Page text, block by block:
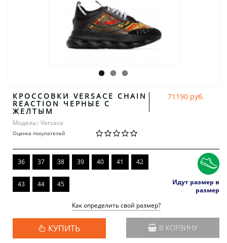
КРОССОВКИ VERSACE CHAIN
REACTION ЧЕРНЫЕ С
ЖЕЛТЫМ
Модель:: Versace
Оценка покупателей
71190 руб.
36 37 38 39 40 41 42
43 44 45
Идут размер в
размер
Как определить свой размер?
КУПИТЬ В КОРЗИНУ